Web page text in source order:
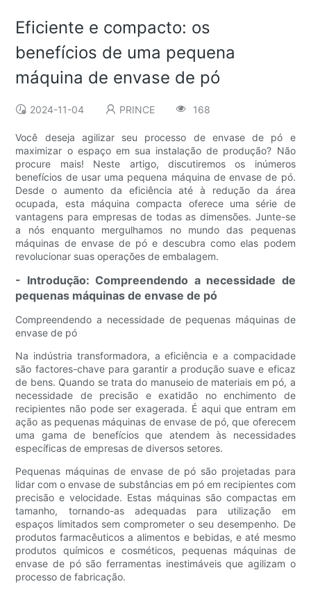
Eficiente e compacto: os
benefícios de uma pequena
máquina de envase de pó
2024-11-04 PRINCE 168
Você deseja agilizar seu processo de envase de pó e
maximizar o espaço em sua instalação de produção? Não
procure mais! Neste artigo, discutiremos os inúmeros
benefícios de usar uma pequena máquina de envase de pó.
Desde o aumento da eficiência até à redução da área
ocupada, esta máquina compacta oferece uma série de
vantagens para empresas de todas as dimensões. Junte-se
a nós enquanto mergulhamos no mundo das pequenas
máquinas de envase de pó e descubra como elas podem
revolucionar suas operações de embalagem.
- Introdução: Compreendendo a necessidade de
pequenas máquinas de envase de pó
Compreendendo a necessidade de pequenas máquinas de
envase de pó
Na indústria transformadora, a eficiência e a compacidade
são factores-chave para garantir a produção suave e eficaz
de bens. Quando se trata do manuseio de materiais em pó, a
necessidade de precisão e exatidão no enchimento de
recipientes não pode ser exagerada. É aqui que entram em
ação as pequenas máquinas de envase de pó, que oferecem
uma gama de benefícios que atendem às necessidades
específicas de empresas de diversos setores.
Pequenas máquinas de envase de pó são projetadas para
lidar com o envase de substâncias em pó em recipientes com
precisão e velocidade. Estas máquinas são compactas em
tamanho, tornando-as adequadas para utilização em
espaços limitados sem comprometer o seu desempenho. De
produtos farmacêuticos a alimentos e bebidas, e até mesmo
produtos químicos e cosméticos, pequenas máquinas de
envase de pó são ferramentas inestimáveis ​​que agilizam o
processo de fabricação.